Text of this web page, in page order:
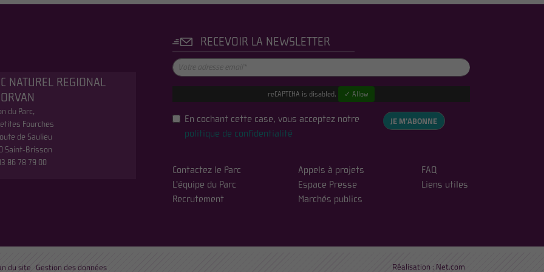
NATUREL REGIONAL
du Parc,
Fourches
de Saulieu
Saint-Brisson
86 78 79 00
RECEVOIR LA NEWSLETTER
reCAPTCHA is disabled. ✓ Allow
En cochant cette case, vous acceptez notre
politique de confidentialité
JE M'ABONNE
Contactez le Parc
L'équipe du Parc
Recrutement
Appels à projets
Espace Presse
Marchés publics
FAQ
Liens utiles
du site Réalisation : Net.com
Gestion des données